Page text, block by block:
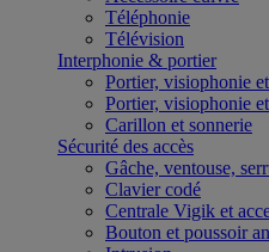
Téléphonie
Télévision
Interphonie & portier
Portier, visiophonie
Portier, visiophonie
Carillon et sonnerie
Sécurité des accès
Gâche, ventouse,
Clavier codé
Centrale Vigik et
Bouton et poussoir